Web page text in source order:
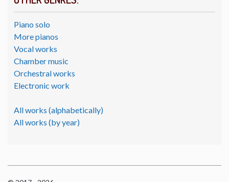
Piano solo
More pianos
Vocal works
Chamber music
Orchestral works
Electronic work
All works (alphabetically)
All works (by year)